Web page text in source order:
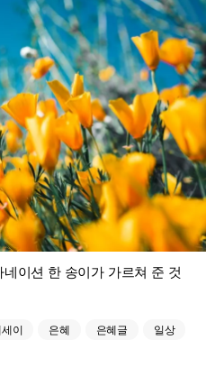
이션 한 송이가 가르쳐 준 것
이 은혜 은혜글
일상